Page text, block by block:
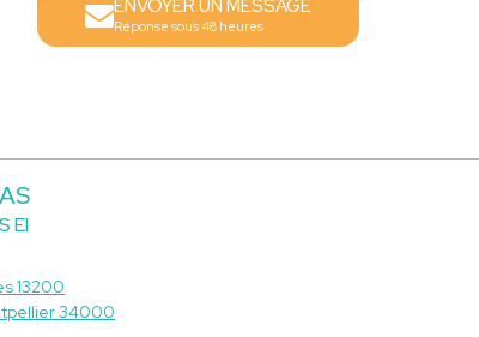
ENVOYER UN MESSAGE
Réponse sous 48 heures
EI
13200
34000